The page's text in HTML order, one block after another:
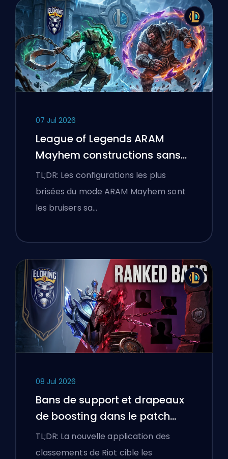
07 Jul 2026
League of Legends ARAM
Mayhem constructions sans
bottes
TL;DR: Les configurations les plus
brisées du mode ARAM Mayhem sont
les bruisers sa…
08 Jul 2026
Bans de support et drapeaux
de boosting dans le patch
25.18 de League of Legends
TL;DR: La nouvelle application des
classements de Riot cible les